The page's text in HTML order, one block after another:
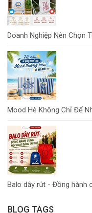
Doanh Nghiệp Nên Chọn
Mood Hè Không Chỉ Để
Balo dây rút - Đồng hành
BLOG TAGS